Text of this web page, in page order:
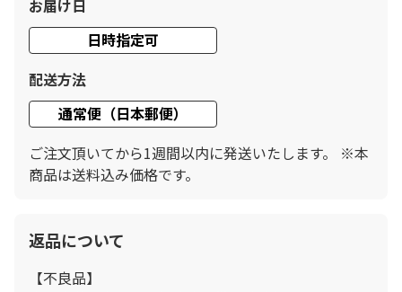
お届け日
日時指定可
配送方法
通常便（日本郵便）
ご注文頂いてから1週間以内に発送いたします。 ※本
商品は送料込み価格です。
返品について
【不良品】